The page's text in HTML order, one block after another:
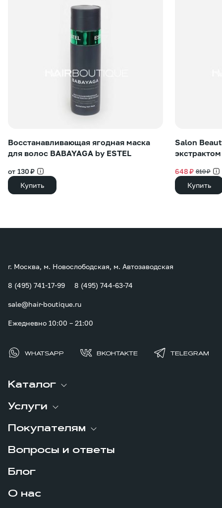
Восстанавливающая ягодная маска
для волос BABAYAGA by ESTEL
от 130 ₽
Купить
Salon
648 ₽ 810 ₽
Купить
Каталог
Услуги
Покупателям
Вопросы и ответы
Блог
О нас
г. Москва, м. Новослободская, м. Автозаводская
8 (495) 741-17-99 8 (495) 744-63-74
sale@hair-boutique.ru
Ежедневно 10:00 – 21:00
WHATSAPP ВКОНТАКТЕ TELEGRAM